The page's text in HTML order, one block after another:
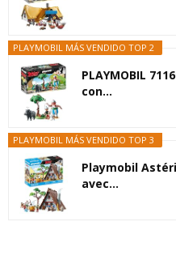
PLAYMOBIL MÁS VENDIDO TOP 2
PLAYMOBIL
con...
PLAYMOBIL MÁS VENDIDO TOP 3
Playmobil
avec...